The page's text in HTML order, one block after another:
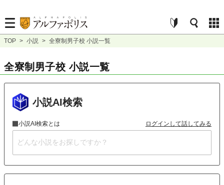
TOP > 小説 > 全寮制男子校 小説一覧
全寮制男子校 小説一覧
小説AI検索
小説AI検索とは ログインして話してみる